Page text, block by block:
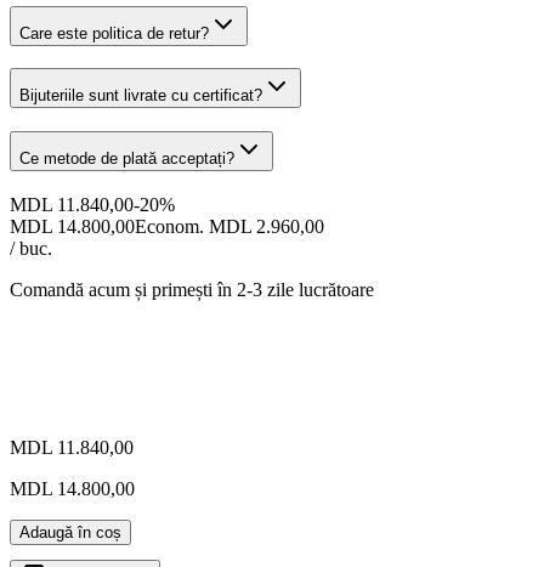
Care este politica de retur?
Bijuteriile sunt livrate cu certificat?
Ce metode de plată acceptați?
MDL 11.840,00-20%
MDL 14.800,00Econom. MDL 2.960,00
/ buc.
Comandă acum și primești în 2-3 zile lucrătoare
MDL 11.840,00
MDL 14.800,00
Adaugă în coș